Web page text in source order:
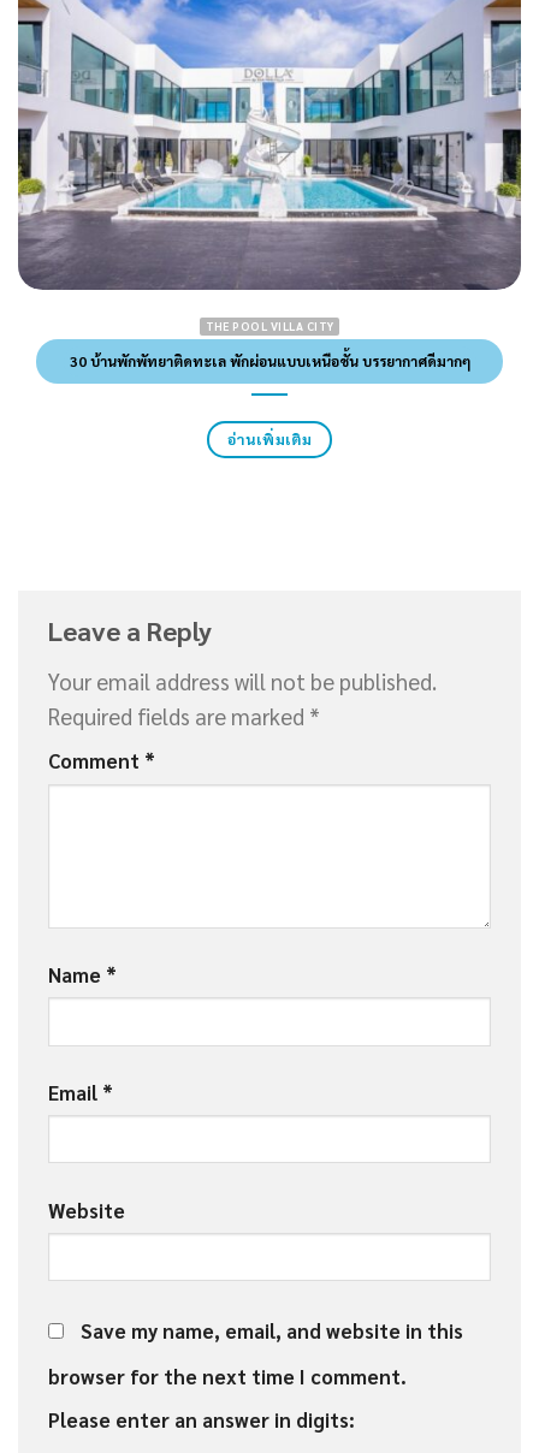
THE POOL VILLA CITY
30 บ้านพักพัทยาติดทะเล พักผ่อนแบบเหนือชั้น บรรยากาศดีมากๆ
อ่านเพิ่มเติม
Leave a Reply
Your email address will not be published.
Required fields are marked *
Comment *
Name *
Email *
Website
Save my name, email, and website in this
browser for the next time I comment.
Please enter an answer in digits: